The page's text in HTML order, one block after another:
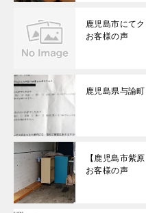
鹿児島市にて
お客様の声
鹿児島県与論
【鹿児島市紫
お客様の声